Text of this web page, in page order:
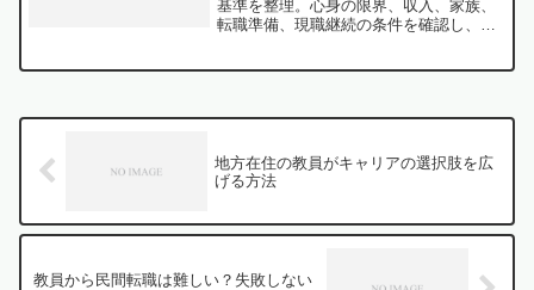
基準を整理。心身の限界、収入、家族、
転職準備、現職継続の条件を確認し、後
地方在住の教員がキャリアの選択肢を広
げる方法
教員から民間転職は難しい？失敗しない